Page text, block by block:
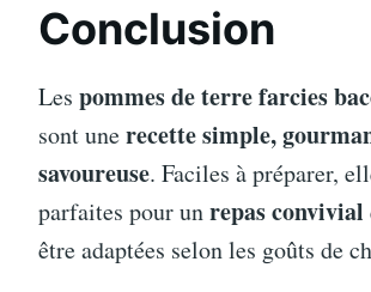
Conclusion
Les pommes de terre farcies
sont unerecette simple,
savoureuse. Faciles à préparer,
parfaites pour unrepas convivial
être adaptées selon les goûts de